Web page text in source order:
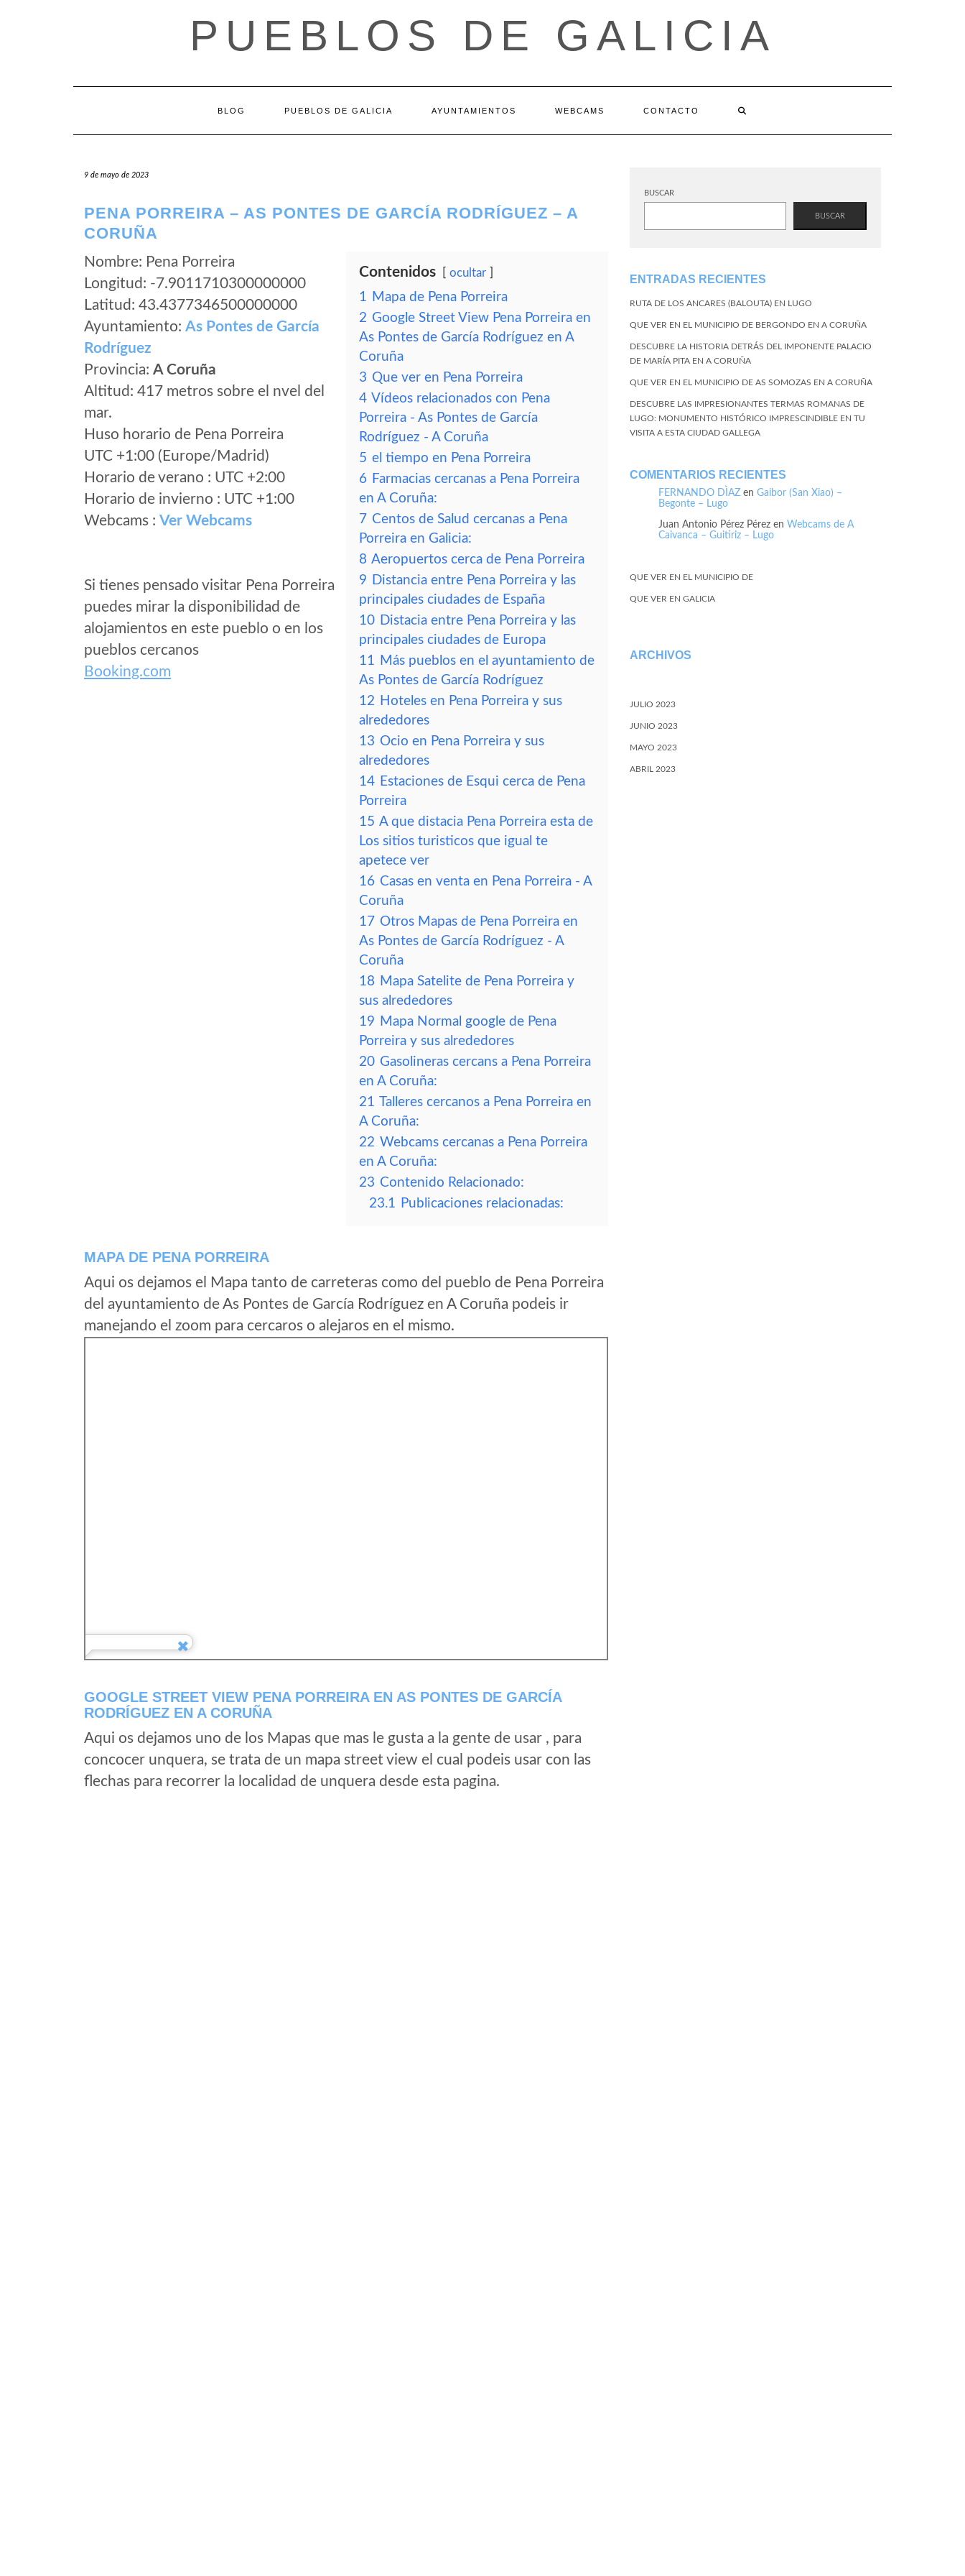
PUEBLOS DE GALICIA
BLOG PUEBLOS DE GALICIA AYUNTAMIENTOS WEBCAMS CONTACTO
9 de mayo de 2023
PENA PORREIRA – AS PONTES DE GARCÍA RODRÍGUEZ – A
CORUÑA
Nombre: Pena Porreira
Longitud: -7.9011710300000000
Latitud: 43.4377346500000000
Ayuntamiento: As Pontes de García
Rodríguez
Provincia: A Coruña
Altitud: 417 metros sobre el nvel del
mar.
Huso horario de Pena Porreira
UTC +1:00 (Europe/Madrid)
Horario de verano : UTC +2:00
Horario de invierno : UTC +1:00
Webcams : Ver Webcams
Si tienes pensado visitar Pena Porreira
puedes mirar la disponibilidad de
alojamientos en este pueblo o en los
pueblos cercanos
Booking.com
Contenidos ocultar
1 Mapa de Pena Porreira
2 Google Street View Pena Porreira en
As Pontes de García Rodríguez en A
Coruña
3 Que ver en Pena Porreira
4 Vídeos relacionados con Pena
Porreira - As Pontes de García
Rodríguez - A Coruña
5 el tiempo en Pena Porreira
6 Farmacias cercanas a Pena Porreira
en A Coruña:
7 Centos de Salud cercanas a Pena
Porreira en Galicia:
8 Aeropuertos cerca de Pena Porreira
9 Distancia entre Pena Porreira y las
principales ciudades de España
10 Distacia entre Pena Porreira y las
principales ciudades de Europa
11 Más pueblos en el ayuntamiento de
As Pontes de García Rodríguez
12 Hoteles en Pena Porreira y sus
alrededores
13 Ocio en Pena Porreira y sus
alrededores
14 Estaciones de Esqui cerca de Pena
Porreira
15 A que distacia Pena Porreira esta de
Los sitios turisticos que igual te
apetece ver
16 Casas en venta en Pena Porreira - A
Coruña
17 Otros Mapas de Pena Porreira en
As Pontes de García Rodríguez - A
Coruña
18 Mapa Satelite de Pena Porreira y
sus alrededores
19 Mapa Normal google de Pena
Porreira y sus alrededores
20 Gasolineras cercans a Pena Porreira
en A Coruña:
21 Talleres cercanos a Pena Porreira en
A Coruña:
22 Webcams cercanas a Pena Porreira
en A Coruña:
23 Contenido Relacionado:
23.1 Publicaciones relacionadas:
MAPA DE PENA PORREIRA
Aqui os dejamos el Mapa tanto de carreteras como del pueblo de Pena Porreira
del ayuntamiento de As Pontes de García Rodríguez en A Coruña podeis ir
manejando el zoom para cercaros o alejaros en el mismo.
GOOGLE STREET VIEW PENA PORREIRA EN AS PONTES DE GARCÍA
RODRÍGUEZ EN A CORUÑA
Aqui os dejamos uno de los Mapas que mas le gusta a la gente de usar , para
concocer unquera, se trata de un mapa street view el cual podeis usar con las
flechas para recorrer la localidad de unquera desde esta pagina.
BUSCAR
BUSCAR
ENTRADAS RECIENTES
RUTA DE LOS ANCARES (BALOUTA) EN LUGO
QUE VER EN EL MUNICIPIO DE BERGONDO EN A CORUÑA
DESCUBRE LA HISTORIA DETRÁS DEL IMPONENTE PALACIO
DE MARÍA PITA EN A CORUÑA
QUE VER EN EL MUNICIPIO DE AS SOMOZAS EN A CORUÑA
DESCUBRE LAS IMPRESIONANTES TERMAS ROMANAS DE
LUGO: MONUMENTO HISTÓRICO IMPRESCINDIBLE EN TU
VISITA A ESTA CIUDAD GALLEGA
COMENTARIOS RECIENTES
FERNANDO DÌAZ en Gaibor (San Xiao) –
Begonte – Lugo
Juan Antonio Pérez Pérez en Webcams de A
Caivanca – Guitiriz – Lugo
QUE VER EN EL MUNICIPIO DE
QUE VER EN GALICIA
ARCHIVOS
JULIO 2023
JUNIO 2023
MAYO 2023
ABRIL 2023